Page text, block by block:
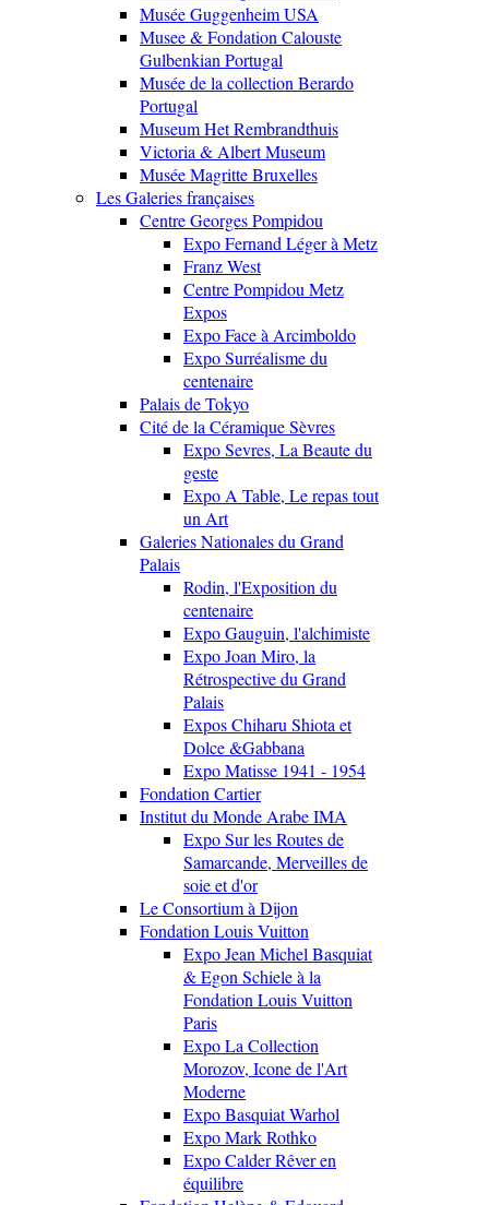
Musée Guggenheim USA
Musee & Fondation Calouste
Gulbenkian Portugal
Musée de la collection Berardo
Portugal
Museum Het Rembrandthuis
Victoria & Albert Museum
Musée Magritte Bruxelles
Les Galeries françaises
Centre Georges Pompidou
Expo Fernand Léger à Metz
Franz West
Centre Pompidou Metz
Expos
Expo Face à Arcimboldo
Expo Surréalisme du
centenaire
Palais de Tokyo
Cité de la Céramique Sèvres
Expo Sevres, La Beaute du
geste
Expo A Table, Le repas tout
un Art
Galeries Nationales du Grand
Palais
Rodin, l'Exposition du
centenaire
Expo Gauguin, l'alchimiste
Expo Joan Miro, la
Rétrospective du Grand
Palais
Expos Chiharu Shiota et
Dolce &Gabbana
Expo Matisse 1941 - 1954
Fondation Cartier
Institut du Monde Arabe IMA
Expo Sur les Routes de
Samarcande, Merveilles de
soie et d'or
Le Consortium à Dijon
Fondation Louis Vuitton
Expo Jean Michel Basquiat
& Egon Schiele à la
Fondation Louis Vuitton
Paris
Expo La Collection
Morozov, Icone de l'Art
Moderne
Expo Basquiat Warhol
Expo Mark Rothko
Expo Calder Rêver en
équilibre